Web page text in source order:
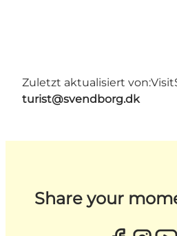
Zuletzt aktualisiert von:
turist@svendborg.dk
Share your